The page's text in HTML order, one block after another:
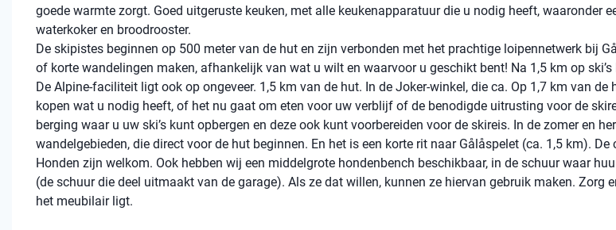
goede warmte zorgt. Goed uitgeruste keuken, met alle keukenapparatuur die u nodig heeft, waaronder
waterkoker en broodrooster.
De skipistes beginnen op 500 meter van de hut en zijn verbonden met het prachtige loipennetwerk bij
of korte wandelingen maken, afhankelijk van wat u wilt en waarvoor u geschikt bent! Na 1,5 km op
De Alpine-faciliteit ligt ook op ongeveer. 1,5 km van de hut. In de Joker-winkel, die ca. Op 1,7 km van de
kopen wat u nodig heeft, of het nu gaat om eten voor uw verblijf of de benodigde uitrusting voor de
berging waar u uw ski’s kunt opbergen en deze ook kunt voorbereiden voor de skireis. In de zomer en
wandelgebieden, die direct voor de hut beginnen. En het is een korte rit naar Gålåspelet (ca. 1,5 km). De
Honden zijn welkom. Ook hebben wij een middelgrote hondenbench beschikbaar, in de schuur waar
(de schuur die deel uitmaakt van de garage). Als ze dat willen, kunnen ze hiervan gebruik maken. Zorg
het meubilair ligt.